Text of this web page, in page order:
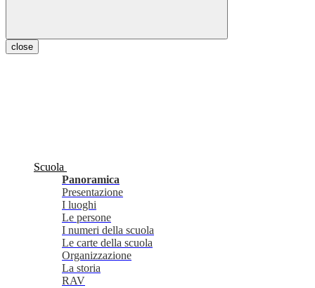
close
Scuola
Panoramica
Presentazione
I luoghi
Le persone
I numeri della scuola
Le carte della scuola
Organizzazione
La storia
RAV